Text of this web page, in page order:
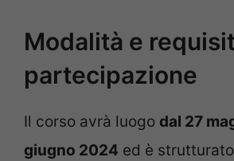
Modalità e
partecipazione
Il corso avrà luogo dal 27
giugno 2024 ed è